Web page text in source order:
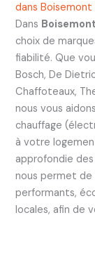
dans
Dans
choix de
fiabilité. Que
Bosch, De
Chaffoteaux,
nous vous
chauffage
à votre
approfondie
nous permet de
performants,
locales, afin de